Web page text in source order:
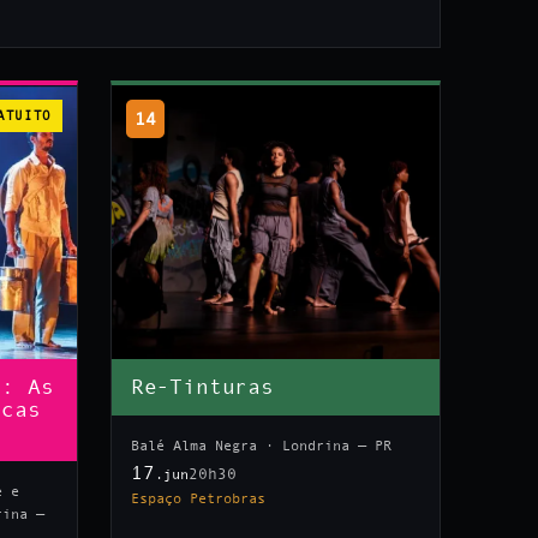
As
e
—
14
Re-Tinturas
Balé Alma Negra · Londrina — PR
17 .jun20h30
Espaço Petrobras